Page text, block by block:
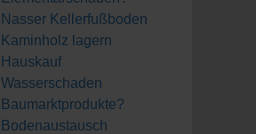
Nasser Kellerfußboden
Kaminholz lagern
Hauskauf
Wasserschaden
Baumarktprodukte?
Bodenaustausch